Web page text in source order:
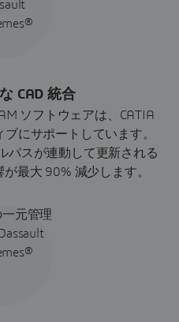
CAD 統合
ソフトウェアは、CATIA
ブにサポートしています。
パスが連動して更新される
最大 90% 減少します。